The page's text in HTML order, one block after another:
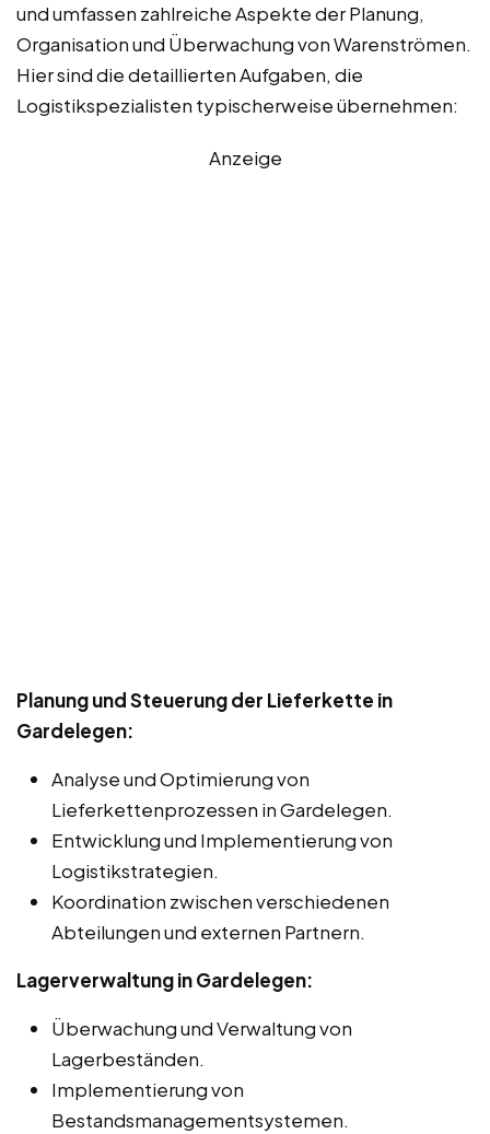
und umfassen zahlreiche Aspekte der Planung,
Organisation und Überwachung von Warenströmen.
Hier sind die detaillierten Aufgaben, die
Logistikspezialisten typischerweise übernehmen:
Anzeige
Planung und Steuerung der Lieferkette in
Gardelegen:
Analyse und Optimierung von
Lieferkettenprozessen in Gardelegen.
Entwicklung und Implementierung von
Logistikstrategien.
Koordination zwischen verschiedenen
Abteilungen und externen Partnern.
Lagerverwaltung in Gardelegen:
Überwachung und Verwaltung von
Lagerbeständen.
Implementierung von
Bestandsmanagementsystemen.